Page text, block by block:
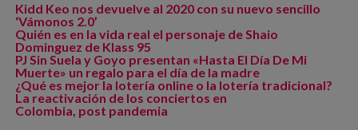
Kidd Keo nos devuelve al 2020 con su nuevo sencillo
‘Vámonos 2.0’
Quién es en la vida real el personaje de Shaio
Dominguez de Klass 95
PJ Sin Suela y Goyo presentan «Hasta El Día De Mi
Muerte» un regalo para el día de la madre
¿Qué es mejor la lotería online o la lotería tradicional?
La reactivación de los conciertos en
Colombia, post pandemia